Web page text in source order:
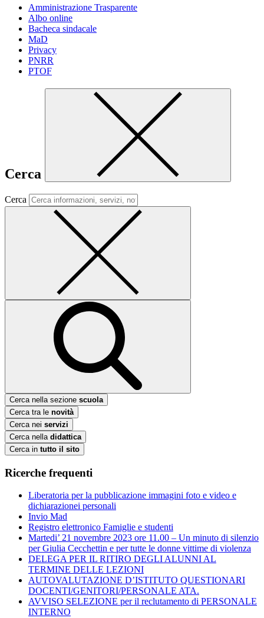
Amministrazione Trasparente
Albo online
Bacheca sindacale
MaD
Privacy
PNRR
PTOF
Cerca
Cerca
Cerca nella sezione scuola
Cerca tra le novità
Cerca nei servizi
Cerca nella didattica
Cerca in tutto il sito
Ricerche frequenti
Liberatoria per la pubblicazione immagini foto e video e
dichiarazionei personali
Invio Mad
Registro elettronico Famiglie e studenti
Martedi’ 21 novembre 2023 ore 11.00 – Un minuto di silenzio
per Giulia Cecchettin e per tutte le donne vittime di violenza
DELEGA PER IL RITIRO DEGLI ALUNNI AL
TERMINE DELLE LEZIONI
AUTOVALUTAZIONE D’ISTITUTO QUESTIONARI
DOCENTI/GENITORI/PERSONALE ATA.
AVVISO SELEZIONE per il reclutamento di PERSONALE
INTERNO